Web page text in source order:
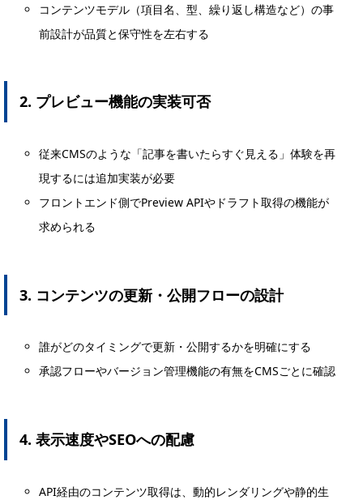
コンテンツモデル（項目名、型、繰り返し構造など）の事
前設計が品質と保守性を左右する
2. プレビュー機能の実装可否
従来CMSのような「記事を書いたらすぐ見える」体験を再
現するには追加実装が必要
フロントエンド側でPreview APIやドラフト取得の機能が
求められる
3. コンテンツの更新・公開フローの設計
誰がどのタイミングで更新・公開するかを明確にする
承認フローやバージョン管理機能の有無をCMSごとに確認
4. 表示速度やSEOへの配慮
API経由のコンテンツ取得は、動的レンダリングや静的生